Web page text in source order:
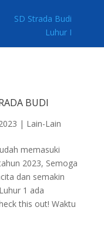
BUDI
| Lain-Lain
memasuki
2023, Semoga
dan semakin
1 ada
this out! Waktu